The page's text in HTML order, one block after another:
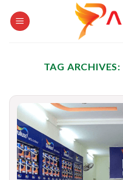
TAG ARCHIVES: